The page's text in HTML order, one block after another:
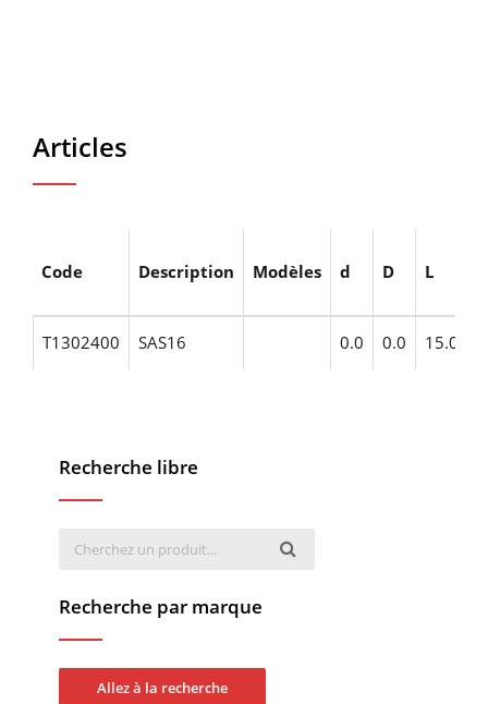
Articles
Code Description Modèles d D L
T1302400 SAS16 0.0 0.0 15.0
Recherche libre
Recherche par marque
Allez à la recherche